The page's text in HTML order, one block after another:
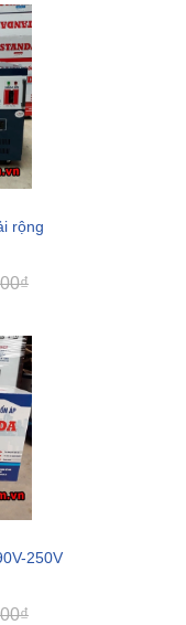
rộng
250V